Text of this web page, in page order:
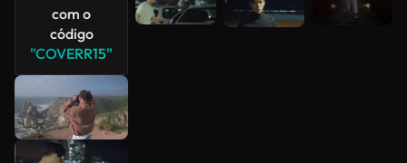
com o
código
"COVERR15"